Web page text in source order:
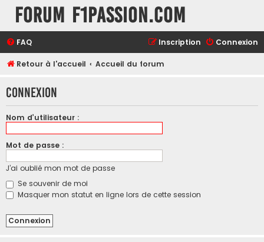
Forum F1Passion.com
FAQ Connexion
Inscription
Retour à l'accueil Accueil du forum
Connexion
Nom d’utilisateur :
Mot de passe :
J’ai oublié mon mot de passe
Se souvenir de moi
Masquer mon statut en ligne lors de cette session